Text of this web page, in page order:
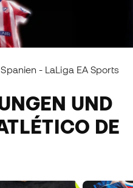
Spanien - LaLiga EA Sports
DE